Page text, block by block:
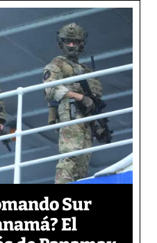
Sur
El